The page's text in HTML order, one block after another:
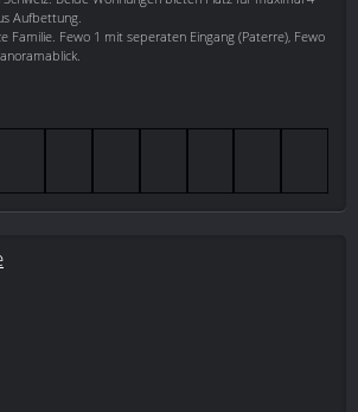
Aufbettung.
Familie. Fewo 1 mit seperaten Eingang (Paterre), Fewo